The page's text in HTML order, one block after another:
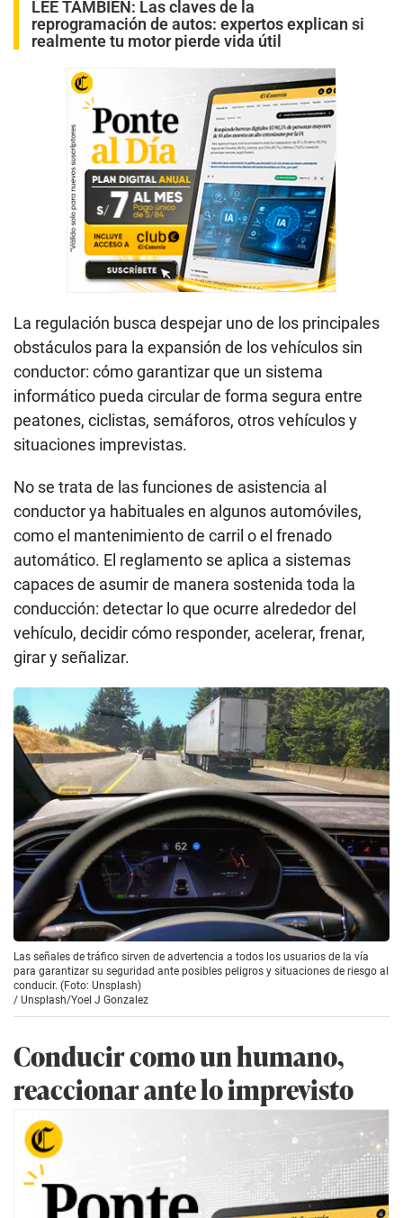
LEE TAMBIÉN: Las claves de la
reprogramación de autos: expertos explican si
realmente tu motor pierde vida útil
La regulación busca despejar uno de los principales
obstáculos para la expansión de los vehículos sin
conductor: cómo garantizar que un sistema
informático pueda circular de forma segura entre
peatones, ciclistas, semáforos, otros vehículos y
situaciones imprevistas.
No se trata de las funciones de asistencia al
conductor ya habituales en algunos automóviles,
como el mantenimiento de carril o el frenado
automático. El reglamento se aplica a sistemas
capaces de asumir de manera sostenida toda la
conducción: detectar lo que ocurre alrededor del
vehículo, decidir cómo responder, acelerar, frenar,
girar y señalizar.
Las señales de tráfico sirven de advertencia a todos los usuarios de la vía
para garantizar su seguridad ante posibles peligros y situaciones de riesgo al
conducir. (Foto: Unsplash)
/ Unsplash/Yoel J Gonzalez
Conducir como un humano,
reaccionar ante lo imprevisto